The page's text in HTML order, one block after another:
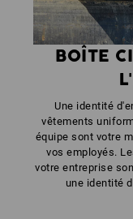
BOÎTE
Une identité
vêtements
équipe sont votre
vos employés.
votre entreprise
une identité